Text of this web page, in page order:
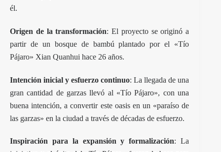
él.
Origen de la transformación: El proyecto se originó a
partir de un bosque de bambú plantado por el «Tío
Pájaro» Xian Quanhui hace 26 años.
Intención inicial y esfuerzo continuo: La llegada de una
gran cantidad de garzas llevó al «Tío Pájaro», con una
buena intención, a convertir este oasis en un «paraíso de
las garzas» en la ciudad a través de décadas de esfuerzo.
Inspiración para la expansión y formalización: La